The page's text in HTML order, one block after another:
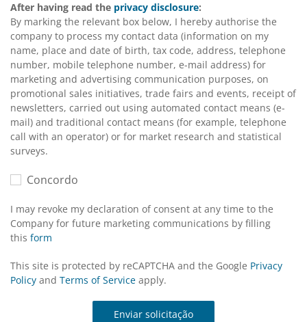
After having read the privacy disclosure:
By marking the relevant box below, I hereby authorise the
company to process my contact data (information on my
name, place and date of birth, tax code, address, telephone
number, mobile telephone number, e-mail address) for
marketing and advertising communication purposes, on
promotional sales initiatives, trade fairs and events, receipt of
newsletters, carried out using automated contact means (e-
mail) and traditional contact means (for example, telephone
call with an operator) or for market research and statistical
surveys.
Concordo
I may revoke my declaration of consent at any time to the
Company for future marketing communications by filling
this form
This site is protected by reCAPTCHA and the Google Privacy
Policy and Terms of Service apply.
Enviar solicitação